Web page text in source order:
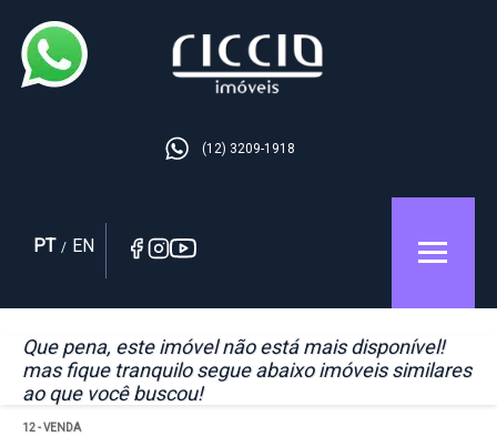
(12) 3209-1918
PT / EN
Que pena, este imóvel não está mais disponível!
mas fique tranquilo segue abaixo imóveis similares
ao que você buscou!
12- VENDA